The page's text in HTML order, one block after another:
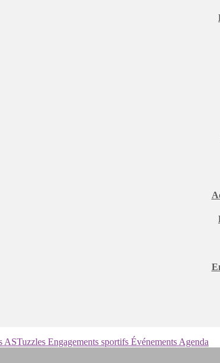
ASTuzzles Engagements sportifs Événements Agenda